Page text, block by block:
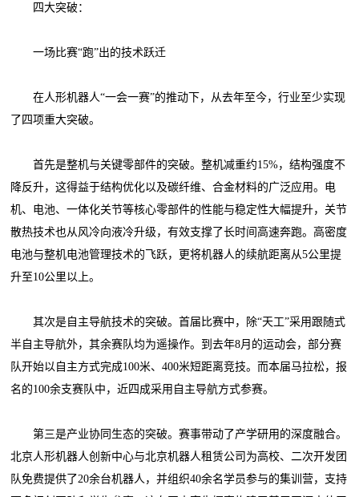
四大突破：
一场比赛“跑”出的技术跃迁
在人形机器人“一会一赛”的推动下，从去年至今，行业至少实现
了四项重大突破。
首先是整机与关键零部件的突破。整机减重约15%，结构强度不
降反升，这得益于结构优化以及碳纤维、合金材料的广泛应用。电
机、电池、一体化关节等核心零部件的性能与稳定性大幅提升，关节
散热技术也从风冷向液冷升级，有效支撑了长时间高速奔跑。高密度
电池与整机电池管理技术的飞跃，更将机器人的续航距离从5公里提
升至10公里以上。
其次是自主导航技术的突破。首届比赛中，除“天工”采用跟随式
半自主导航外，其余赛队均为遥操作。到去年8月的运动会，部分赛
队开始以自主方式完成100米、400米短距离竞技。而本届马拉松，报
名的100余支赛队中，近四成采用自主导航方式参赛。
第三是产业协同生态的突破。赛事带动了产学研用的深度融合。
北京人形机器人创新中心与北京机器人租赁公司为高校、二次开发团
队免费提供了20余台机器人，并组织40余名学员参与的集训营，支持